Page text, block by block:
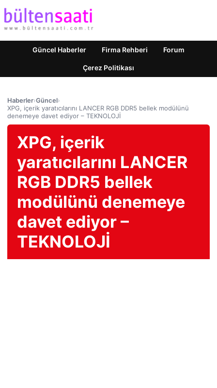
Güncel Haberler Firma Rehberi Forum
Çerez Politikası
Haberler›Güncel›
XPG, içerik yaratıcılarını LANCER RGB DDR5 bellek modülünü
denemeye davet ediyor – TEKNOLOJİ
XPG, içerik
yaratıcılarını LANCER
RGB DDR5 bellek
modülünü denemeye
davet ediyor –
TEKNOLOJİ